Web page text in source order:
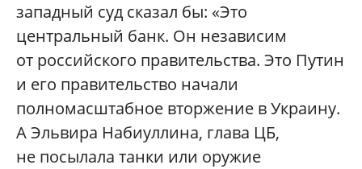
западный суд сказал бы: «Это
центральный банк. Он независим
от российского правительства. Это Путин
и его правительство начали
полномасштабное вторжение в Украину.
А Эльвира Набиуллина, глава ЦБ,
не посылала танки или оружие